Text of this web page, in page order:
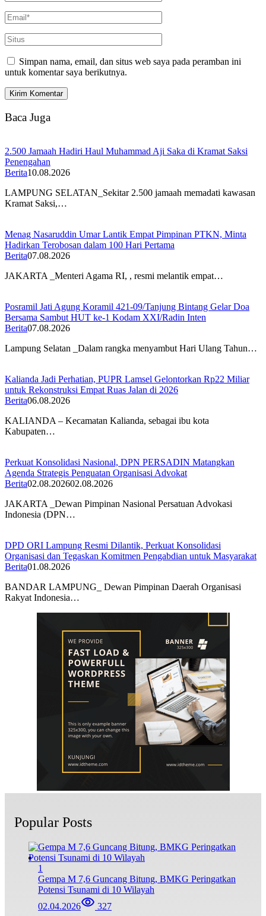
Simpan nama, email, dan situs web saya pada peramban ini
untuk komentar saya berikutnya.
Baca Juga
2.500 Jamaah Hadiri Haul Muhammad Aji Saka di Kramat Saksi
Penengahan
Berita10.08.2026
LAMPUNG SELATAN_Sekitar 2.500 jamaah memadati kawasan
Kramat Saksi,…
Menag Nasaruddin Umar Lantik Empat Pimpinan PTKN, Minta
Hadirkan Terobosan dalam 100 Hari Pertama
Berita07.08.2026
JAKARTA _Menteri Agama RI, , resmi melantik empat…
Posramil Jati Agung Koramil 421-09/Tanjung Bintang Gelar Doa
Bersama Sambut HUT ke-1 Kodam XXI/Radin Inten
Berita07.08.2026
Lampung Selatan _Dalam rangka menyambut Hari Ulang Tahun…
Kalianda Jadi Perhatian, PUPR Lamsel Gelontorkan Rp22 Miliar
untuk Rekonstruksi Empat Ruas Jalan di 2026
Berita06.08.2026
KALIANDA – Kecamatan Kalianda, sebagai ibu kota
Kabupaten…
Perkuat Konsolidasi Nasional, DPN PERSADIN Matangkan
Agenda Strategis Penguatan Organisasi Advokat
Berita02.08.202602.08.2026
JAKARTA _Dewan Pimpinan Nasional Persatuan Advokasi
Indonesia (DPN…
DPD ORI Lampung Resmi Dilantik, Perkuat Konsolidasi
Organisasi dan Tegaskan Komitmen Pengabdian untuk Masyarakat
Berita01.08.2026
BANDAR LAMPUNG_ Dewan Pimpinan Daerah Organisasi
Rakyat Indonesia…
Popular Posts
1
Gempa M 7,6 Guncang Bitung, BMKG Peringatkan
Potensi Tsunami di 10 Wilayah
02.04.2026
327